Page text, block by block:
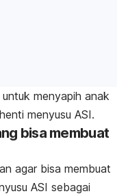
menyapih anak
menyusu ASI.
bisa membuat
agar bisa membuat
ASI sebagai